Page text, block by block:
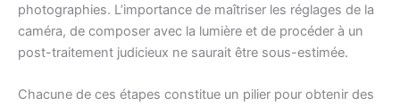
photographies. L’importance de maîtriser les réglages de la
caméra, de composer avec la lumière et de procéder à un
post-traitement judicieux ne saurait être sous-estimée.
Chacune de ces étapes constitue un pilier pour obtenir des